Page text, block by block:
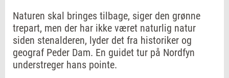
Naturen skal bringes tilbage, siger den grønne
trepart, men der har ikke været naturlig natur
siden stenalderen, lyder det fra historiker og
geograf Peder Dam. En guidet tur på Nordfyn
understreger hans pointe.